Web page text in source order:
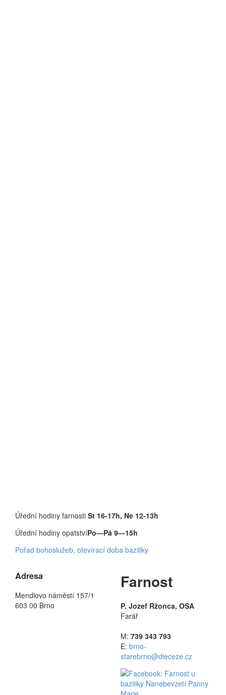
Úřední hodiny farnosti St 16-17h, Ne 12-13h
Úřední hodiny opatstvíPo—Pá 9—15h
Pořad bohoslužeb, otevírací doba baziliky
Adresa
Mendlovo náměstí 157/1
603 00 Brno
Farnost
P. Jozef Ržonca, OSA
Farář
M: 739 343 793
E: brno-
starebrno@dieceze.cz